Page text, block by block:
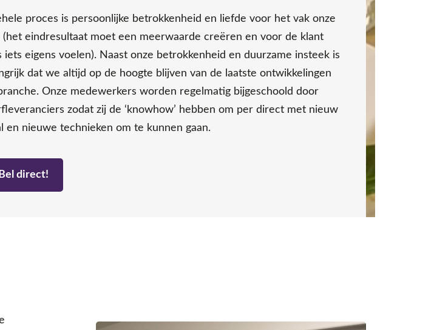
proces is persoonlijke betrokkenheid en liefde voor het vak onze
eindresultaat moet een meerwaarde creëren en voor de klant
iets eigens voelen). Naast onze betrokkenheid en duurzame insteek is
dat we altijd op de hoogte blijven van de laatste ontwikkelingen
Onze medewerkers worden regelmatig bijgeschoold door
zodat zij de ‘knowhow’ hebben om per direct met nieuw
en nieuwe technieken om te kunnen gaan.
Bel direct!